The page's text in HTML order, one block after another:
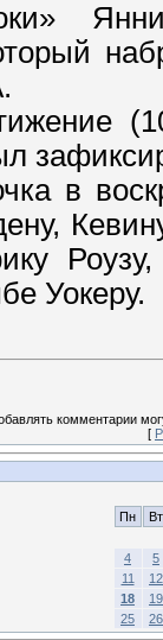
в
Уокеру.
комментарии
[
Пн Вт
4
5
11
12
18
19
25
26